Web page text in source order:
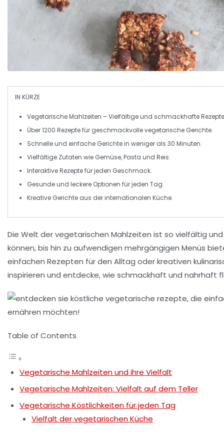
IN KÜRZE
Vegetarische Mahlzeiten – Vielfältige und schmackhafte
Über1200 Rezeptefür geschmackvolle vegetarische Gerichte.
Schnelle und einfache Gerichtein weniger als 30 Minuten.
Vielfältige Zutaten wie Gemüse,Pasta und Reis.
Interaktive Rezepte fürjeden Geschmack.
Gesunde und leckere Optionen für jeden Tag.
Kreative Gerichte aus derinternationalen Küche.
Die Welt dervegetarischen Mahlzeiten ist so vielfältig
können, bis hin zu aufwendigen mehrgängigen Menüs
einfachen Rezepten für den Alltag oder kreativen
inspirieren und entdecke, wie schmackhaft und nahrhaft
Table of Contents
Vegetarische Mahlzeiten und ihre Vielfalt
Vegetarische Mahlzeiten: Vielfalt auf dem Teller
Vegetarische Köstlichkeiten für jeden Tag
Vielfalt der vegetarischen Küche